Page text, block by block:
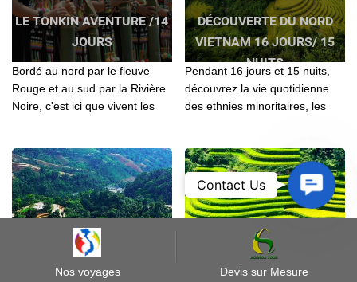
LE TONKIN AVENTURE /14
JOURS
Bordé au nord par le fleuve
Rouge et au sud par la Rivière
Noire, c'est ici que vivent les
Chi…
DÉCOUVERTE DU NORD
VIETNAM 16 JOURS/ 15
NUITS
Pendant 16 jours et 15 nuits,
découvrez la vie quotidienne
des ethnies minoritaires, les
chez l’habitant, apprenez à
cuisiner et détendez-vous le
temps d’une croisière en
bateau.
CIRCUIT DU NORD EXTRAORDINAIRE NORD
Nos voyages Devis sur Mesure
Contact
Contact Us